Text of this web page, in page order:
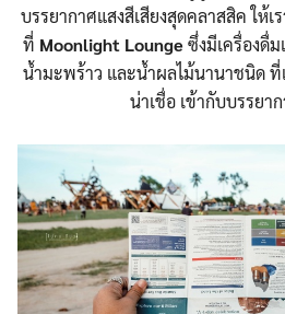
บรรยากาศแสงสีเสียงสุดคลาสสิค ให้
ที่ Moonlight Loungeซึ่งมีเครื่องดื่
นํ้ามะพร้าว และนํ้าผลไม้นานาชนิด ที่
น่าเชื่อ เข้ากับบรรยา